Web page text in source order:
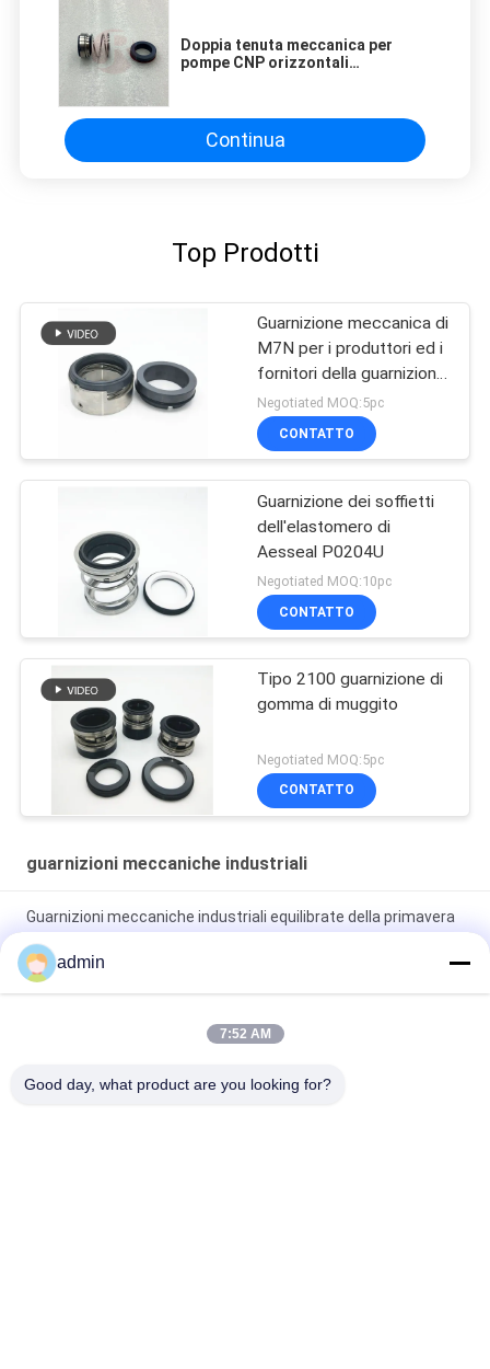
Doppia tenuta meccanica per
pompe CNP orizzontali
Continua
Top Prodotti
Guarnizione meccanica di
M7N per i produttori ed i
fornitori della guarnizione
della primavera di Wave
della pompa
Negotiated MOQ:5pc
CONTATTO
Guarnizione dei soffietti
dell'elastomero di
Aesseal P0204U
Negotiated MOQ:10pc
CONTATTO
Tipo 2100 guarnizione di
gomma di muggito
Negotiated MOQ:5pc
CONTATTO
guarnizioni meccaniche industriali
Guarnizioni meccaniche industriali equilibrate della primavera
H7N di Wave con il giunto circolare
Velocità della guarnizione meccanica della primavera 68E di
meccanica della primavera di Wave
admin
7:52 AM
Good day, what product are you looking for?